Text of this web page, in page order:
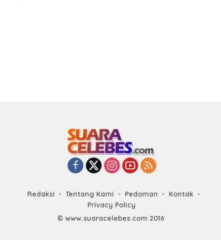
Redaksi Tentang Kami Pedoman
Kontak
Privacy Policy
© www.suaracelebes.com 2016